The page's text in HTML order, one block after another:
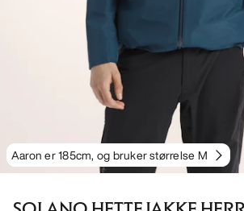
Aaron er 185cm, og bruker størrelse M